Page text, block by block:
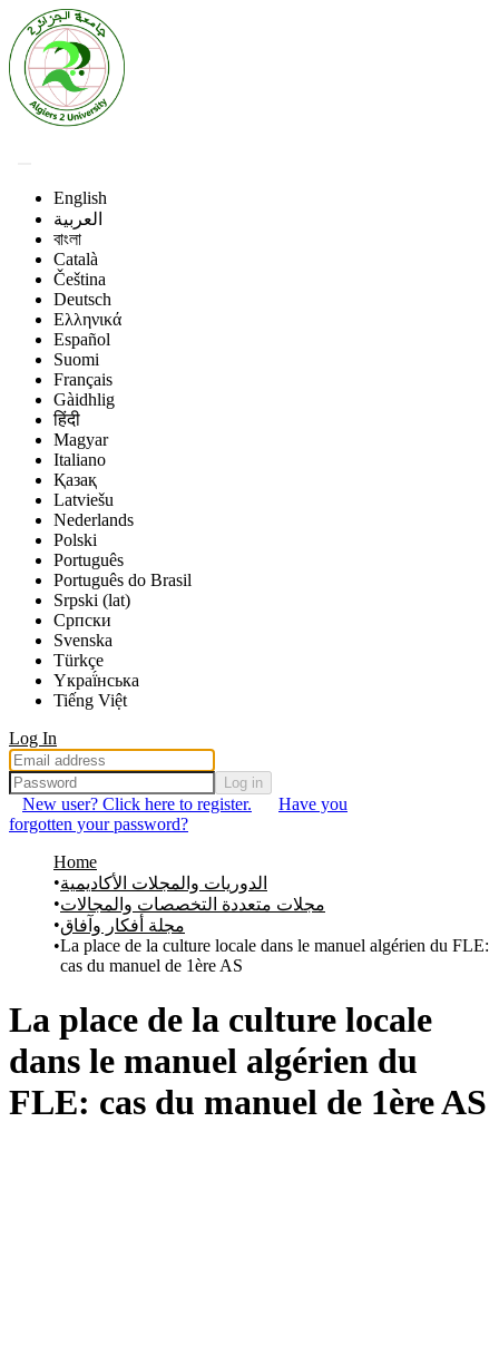
English
العربية
বাংলা
Català
Čeština
Deutsch
Ελληνικά
Español
Suomi
Français
Gàidhlig
हिंदी
Magyar
Italiano
Қазақ
Latviešu
Nederlands
Polski
Português
Português do Brasil
Srpski (lat)
Српски
Svenska
Türkçe
Yкраї́нська
Tiếng Việt
Log In
Log in
New user? Click here to register.
Have you
forgotten your password?
Home
الدوريات والمجلات الأكاديمية
مجلات متعددة التخصصات والمجالات
مجلة أفكار وآفاق
La place de la culture locale dans le manuel algérien du FLE:
cas du manuel de 1ère AS
La place de la culture locale
dans le manuel algérien du
FLE: cas du manuel de 1ère AS